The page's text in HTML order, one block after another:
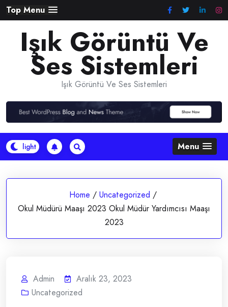
Skip
to
content
Top Menu
Işık Görüntü Ve
Ses Sistemleri
Işık Görüntü Ve Ses Sistemleri
Menu
Home / Uncategorized /
Okul Müdürü Maaşı 2023 Okul Müdür Yardımcısı Maaşı
2023
Admin
Aralık 23, 2023
Uncategorized